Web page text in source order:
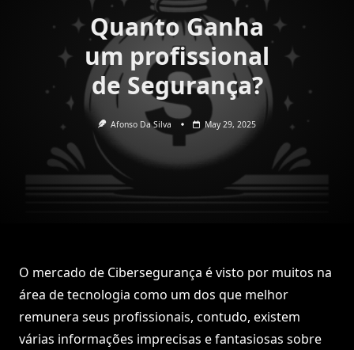
Quanto Ganha
um profissional
de Segurança?
Afonso Da Silva May 29, 2025
O mercado de Cibersegurança é visto por muitos na
área de tecnologia como um dos que melhor
remunera seus profissionais, contudo, existem
várias informações imprecisas e fantasiosas sobre